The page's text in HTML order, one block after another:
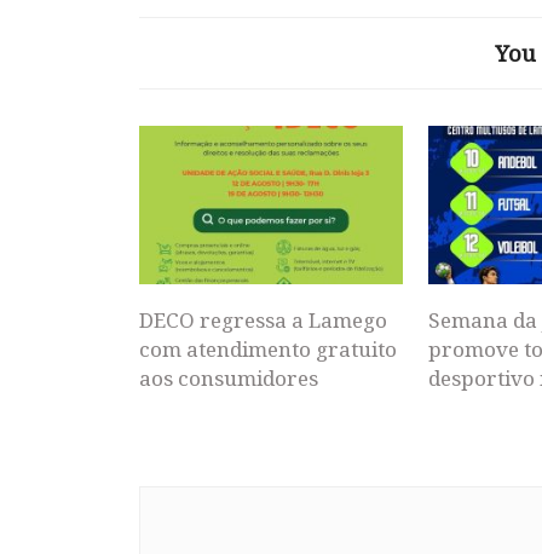
DECO regressa a Lamego
com atendimento gratuito
aos consumidores
Semana
promove